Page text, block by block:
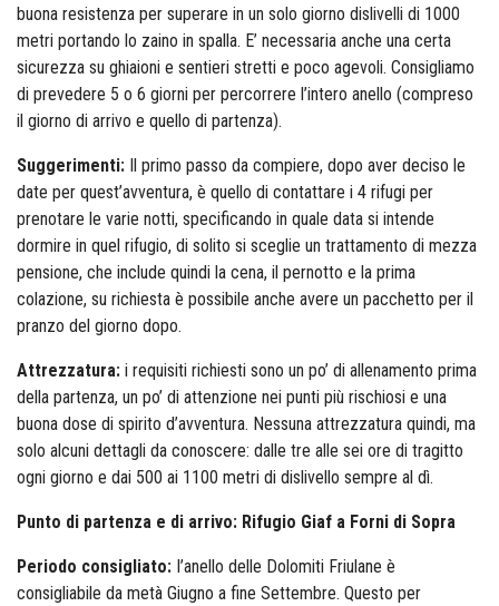
buona resistenza per superare in un solo giorno dislivelli di 1000
metri portando lo zaino in spalla. E’ necessaria anche una certa
sicurezza su ghiaioni e sentieri stretti e poco agevoli. Consigliamo
di prevedere 5 o 6 giorni per percorrere l’intero anello (compreso
il giorno di arrivo e quello di partenza).
Suggerimenti:
Il primo passo da compiere, dopo aver deciso le
date per quest’avventura, è quello di contattare i 4 rifugi per
prenotare le varie notti, specificando in quale data si intende
dormire in quel rifugio, di solito si sceglie un trattamento di mezza
pensione, che include quindi la cena, il pernotto e la prima
colazione, su richiesta è possibile anche avere un pacchetto per il
pranzo del giorno dopo.
Attrezzatura: i requisiti richiesti sono un po’ di allenamento prima
della partenza, un po’ di attenzione nei punti più rischiosi e una
buona dose di spirito d’avventura. Nessuna attrezzatura quindi, ma
solo alcuni dettagli da conoscere: dalle tre alle sei ore di tragitto
ogni giorno e dai 500 ai 1100 metri di dislivello sempre al dì.
Punto di partenza e di arrivo: Rifugio Giaf a Forni di Sopra
Periodo consigliato: I’anello delle Dolomiti Friulane è
consigliabile da metà Giugno a fine Settembre. Questo per